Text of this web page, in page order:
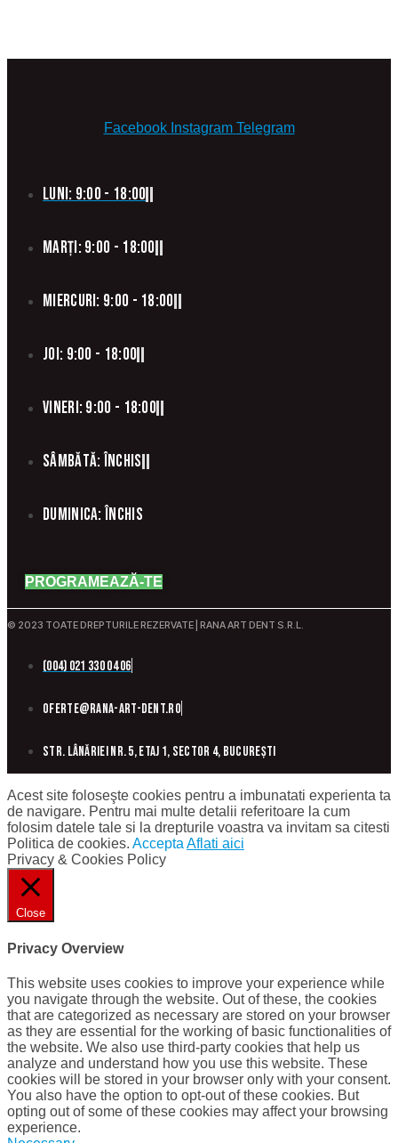
Facebook Instagram Telegram
Luni: 9:00 - 18:00
Marți: 9:00 - 18:00
Miercuri: 9:00 - 18:00
Joi: 9:00 - 18:00
Vineri: 9:00 - 18:00
Sâmbătă: Închis
Duminica: Închis
PROGRAMEAZĂ-TE
© 2023 TOATE DREPTURILE REZERVATE | RANA ART DENT S.R.L.
(004) 021 330 04 06
oferte@rana-art-dent.ro
Str. Lânăriei nr. 5, etaj 1, sector 4, București
Acest site foloseşte cookies pentru a imbunatati experienta ta
de navigare. Pentru mai multe detalii referitoare la cum
folosim datele tale si la drepturile voastra va invitam sa citesti
Politica de cookies. Accepta Aflati aici
Privacy & Cookies Policy
Close
Privacy Overview
This website uses cookies to improve your experience while
you navigate through the website. Out of these, the cookies
that are categorized as necessary are stored on your browser
as they are essential for the working of basic functionalities of
the website. We also use third-party cookies that help us
analyze and understand how you use this website. These
cookies will be stored in your browser only with your consent.
You also have the option to opt-out of these cookies. But
opting out of some of these cookies may affect your browsing
experience.